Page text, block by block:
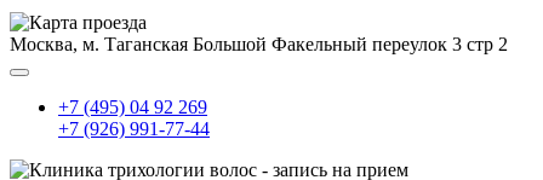
Москва, м. Таганская Большой Факельный переулок 3 стр 2
+7 (495) 04 92 269
+7 (926) 991-77-44